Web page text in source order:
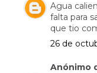
Agua
falta para
que tio
26 de
Anónimo